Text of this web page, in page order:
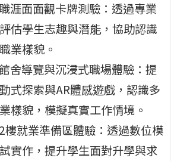
涯面面觀卡牌測驗：透過專業
估學生志趣與潛能，協助認識
業樣貌。
舍導覽與沉浸式職場體驗：提
式探索與AR體感遊戲，認識多
樣貌，模擬真實工作情境。
樓就業準備區體驗：透過數位模
實作，提升學生面對升學與求